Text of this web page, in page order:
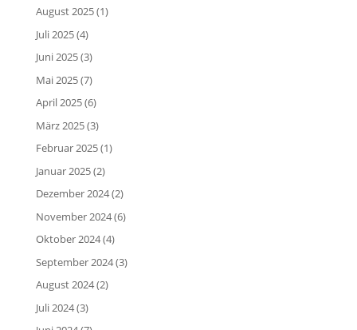
August 2025(1)
Juli 2025(4)
Juni 2025(3)
Mai 2025(7)
April 2025(6)
März 2025(3)
Februar 2025(1)
Januar 2025(2)
Dezember 2024(2)
November 2024(6)
Oktober 2024(4)
September 2024(3)
August 2024(2)
Juli 2024(3)